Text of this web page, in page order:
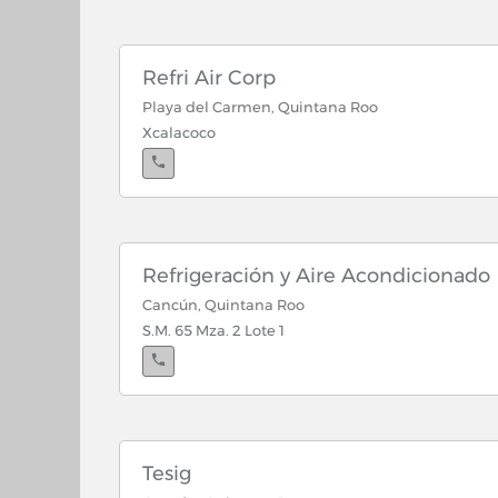
Refri Air Corp
Playa del Carmen, Quintana Roo
Xcalacoco
Refrigeración y Aire Acondicionado
Cancún, Quintana Roo
S.M. 65 Mza. 2 Lote 1
Tesig